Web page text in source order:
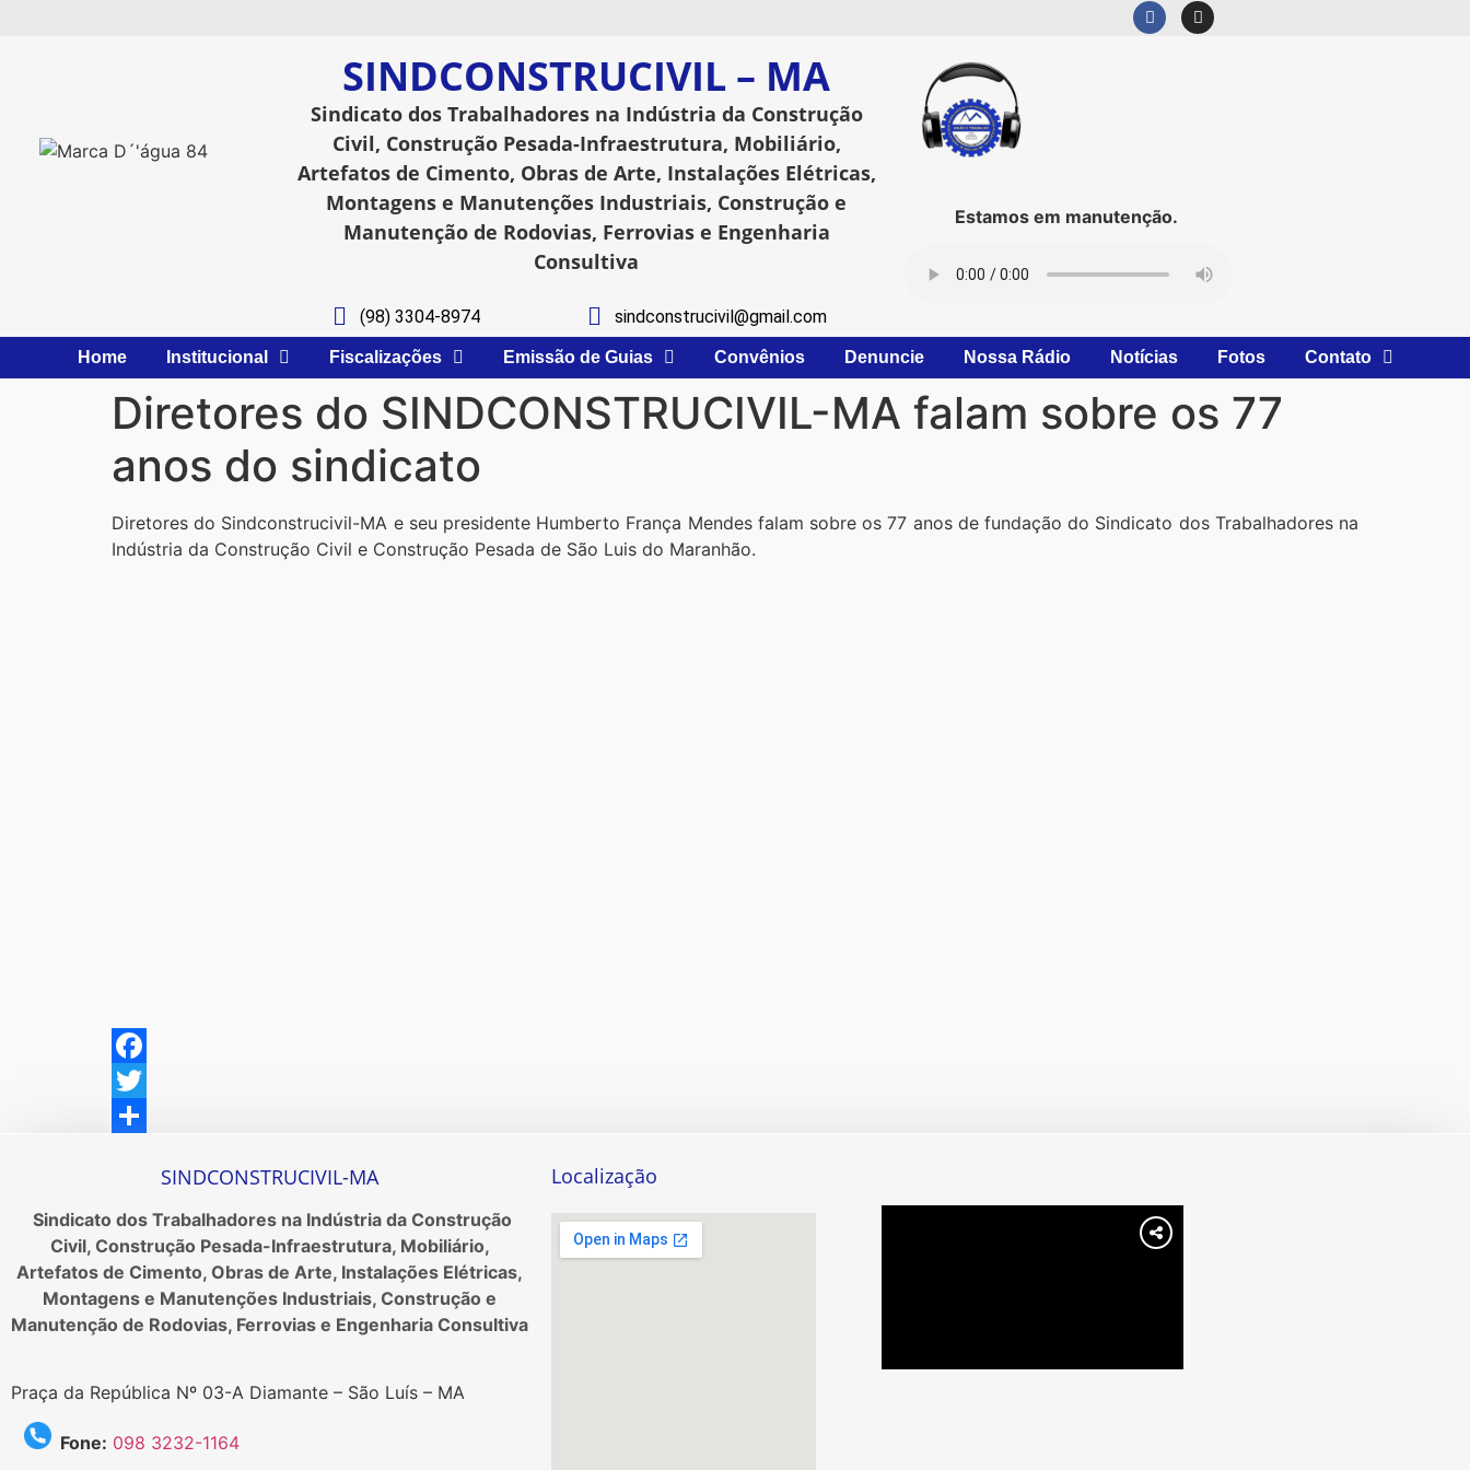
SINDCONSTRUCIVIL – MA
Sindicato dos Trabalhadores na Indústria da Construção
Civil, Construção Pesada-Infraestrutura, Mobiliário,
Artefatos de Cimento, Obras de Arte, Instalações Elétricas,
Montagens e Manutenções Industriais, Construção e
Manutenção de Rodovias, Ferrovias e Engenharia
Consultiva
(98) 3304-8974 sindconstrucivil@gmail.com
Estamos em manutenção.
Home Institucional Fiscalizações Emissão de Guias Convênios Denuncie Nossa Rádio Notícias Fotos Contato
Diretores do SINDCONSTRUCIVIL-MA falam sobre os 77
anos do sindicato
Diretores do Sindconstrucivil-MA e seu presidente Humberto França Mendes falam sobre os 77 anos de fundação do Sindicato dos Trabalhadores na
Indústria da Construção Civil e Construção Pesada de São Luis do Maranhão.
Facebook
Twitter
SINDCONSTRUCIVIL-MA
Sindicato dos Trabalhadores na Indústria da Construção
Civil, Construção Pesada-Infraestrutura, Mobiliário,
Artefatos de Cimento, Obras de Arte, Instalações Elétricas,
Montagens e Manutenções Industriais, Construção e
Manutenção de Rodovias, Ferrovias e Engenharia Consultiva
Praça da República Nº 03-A Diamante – São Luís – MA
Fone: 098 3232-1164
Localização